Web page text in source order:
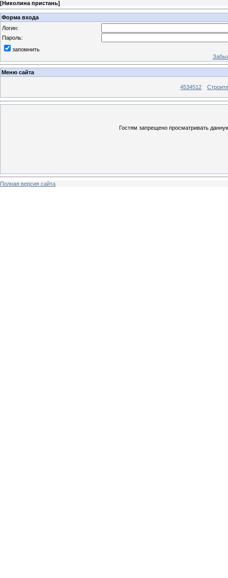
[Николина пристань]
Форма входа
Логин:
Пароль:
запомнить
Меню сайта
4534512
Гостям запрещено просматривать
Полная версия сайта